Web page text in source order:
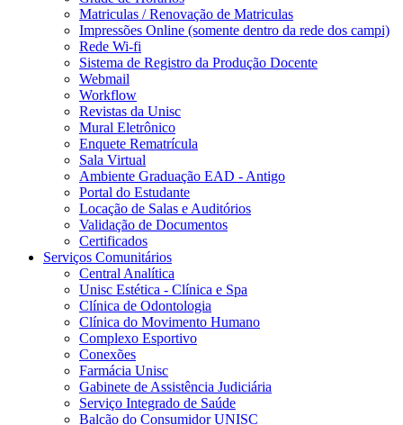
Matriculas / Renovação de Matriculas
Impressões Online (somente dentro da rede dos campi)
Rede Wi-fi
Sistema de Registro da Produção Docente
Webmail
Workflow
Revistas da Unisc
Mural Eletrônico
Enquete Rematrícula
Sala Virtual
Ambiente Graduação EAD - Antigo
Portal do Estudante
Locação de Salas e Auditórios
Validação de Documentos
Certificados
Serviços Comunitários
Central Analítica
Unisc Estética - Clínica e Spa
Clínica de Odontologia
Clínica do Movimento Humano
Complexo Esportivo
Conexões
Farmácia Unisc
Gabinete de Assistência Judiciária
Serviço Integrado de Saúde
Balcão do Consumidor UNISC